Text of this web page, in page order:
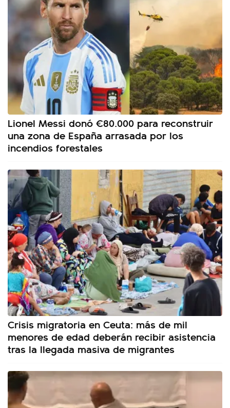
Lionel Messi donó €80.000 para reconstruir
una zona de España arrasada por los
incendios forestales
Crisis migratoria en Ceuta: más de mil
menores de edad deberán recibir asistencia
tras la llegada masiva de migrantes